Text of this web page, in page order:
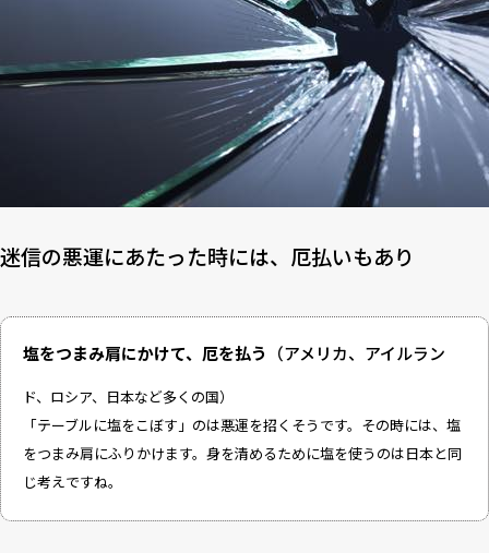
迷信の悪運にあたった時には、厄払いもあり
塩をつまみ肩にかけて、厄を払う （アメリカ、アイルラン
ド、ロシア、日本など多くの国）
「テーブルに塩をこぼす」のは悪運を招くそうです。その時には、塩
をつまみ肩にふりかけます。身を清めるために塩を使うのは日本と同
じ考えですね。